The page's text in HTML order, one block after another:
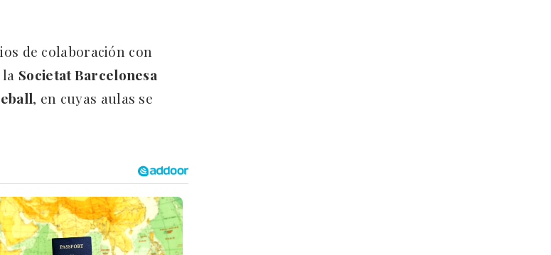
de colaboración con
Societat Barcelonesa
, en cuyas aulas se